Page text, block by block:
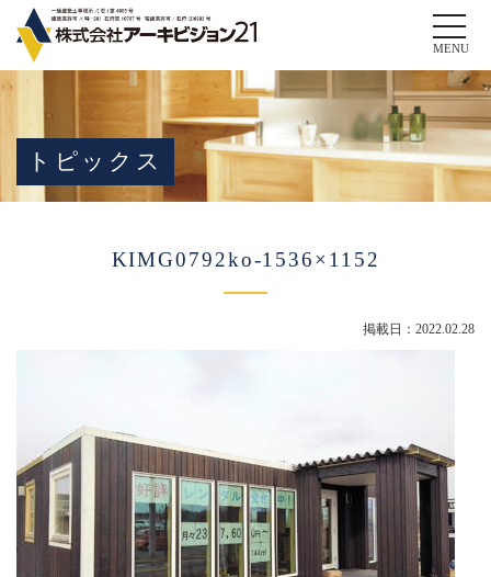
Toggle
MENU
トピックス
KIMG0792ko-1536×1152
掲載日：2022.02.28